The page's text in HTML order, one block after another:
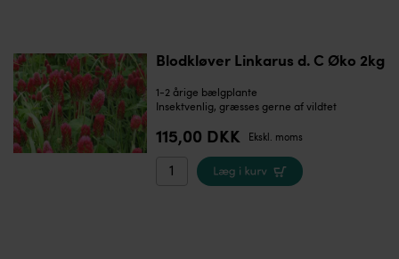
Blodkløver Linkarus d. C Øko 2kg
1-2 årige bælgplante
Insektvenlig, græsses gerne af vildtet
115,00 DKK Ekskl. moms